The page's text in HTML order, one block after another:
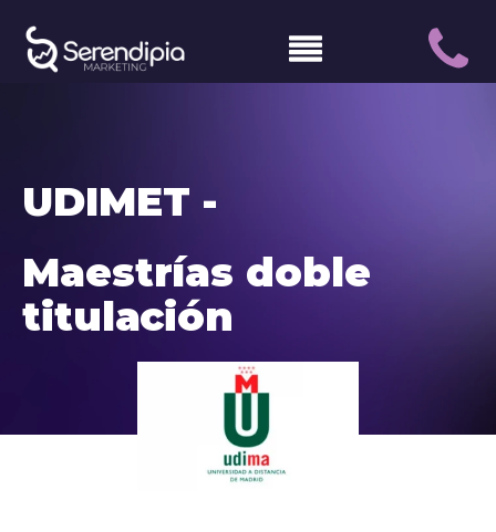
UDIMET -
Maestrías doble
titulación